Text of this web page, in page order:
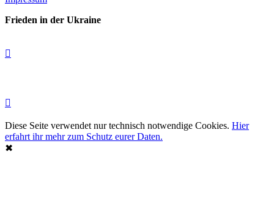
Frieden in der Ukraine
Diese Seite verwendet nur technisch notwendige Cookies. Hier
erfahrt ihr mehr zum Schutz eurer Daten.
✖